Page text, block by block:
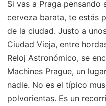
Si vas a Praga
cerveza barata, te estás
de la ciudad. Justo a
Ciudad Vieja, entre
Reloj Astronómico, se
Machines Prague, un
nadie. No es el típico
polvorientas. Es un